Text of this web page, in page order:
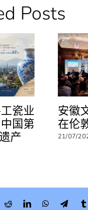
Posts
瓷业
国第
产
安徽
在伦
21/07/